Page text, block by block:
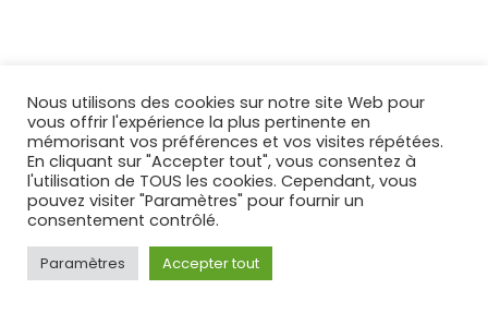
AGRIPNEUS
68 Route Nationale
Lamotte-Warfusée
FRANCE
Nous utilisons des cookies sur notre site Web pour
vous offrir l'expérience la plus pertinente en
mémorisant vos préférences et vos visites répétées.
En cliquant sur "Accepter tout", vous consentez à
l'utilisation de TOUS les cookies. Cependant, vous
pouvez visiter "Paramètres" pour fournir un
consentement contrôlé.
Paramètres Accepter tout